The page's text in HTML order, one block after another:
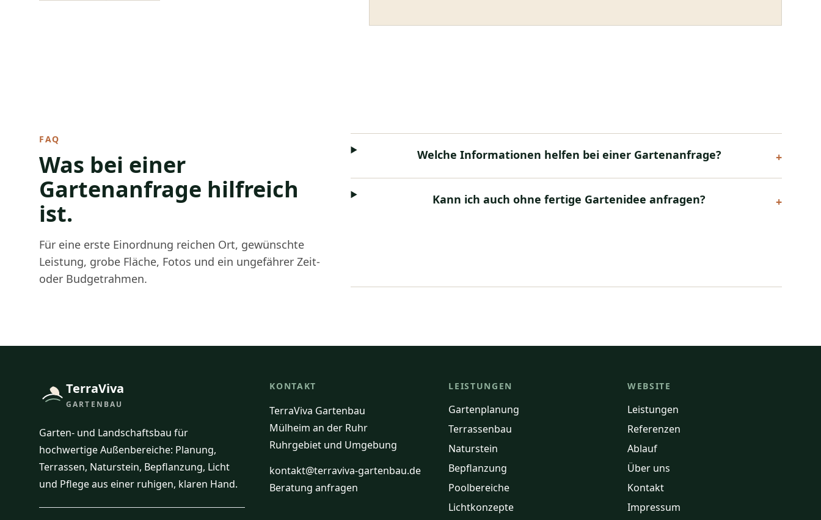
FAQ
Was bei einer
Gartenanfrage hilfreich
ist.
Für eine erste Einordnung reichen Ort, gewünschte
Leistung, grobe Fläche, Fotos und ein ungefährer Zeit-
oder Budgetrahmen.
Welche Informationen helfen bei einer Gartenanfrage? +
Kann ich auch ohne fertige Gartenidee anfragen? +
TerraViva
GARTENBAU
Garten- und Landschaftsbau für
hochwertige Außenbereiche: Planung,
Terrassen, Naturstein, Bepflanzung, Licht
und Pflege aus einer ruhigen, klaren Hand.
KONTAKT
TerraViva Gartenbau
Mülheim an der Ruhr
Ruhrgebiet und Umgebung
kontakt@terraviva-gartenbau.de
Beratung anfragen
LEISTUNGEN
Gartenplanung
Terrassenbau
Naturstein
Bepflanzung
Poolbereiche
Lichtkonzepte
WEBSITE
Leistungen
Referenzen
Ablauf
Über uns
Kontakt
Impressum